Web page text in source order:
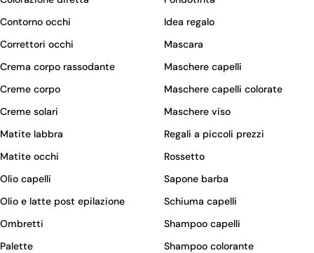
Contorno occhi
Correttori occhi
Crema corpo rassodante
Creme corpo
Creme solari
Idea regalo
Mascara
Maschere capelli
Maschere capelli colorate
Maschere viso
Matite labbra
Matite occhi
Olio capelli
Olio e latte post epilazione
Ombretti
Palette
Regali a piccoli prezzi
Rossetto
Sapone barba
Schiuma capelli
Shampoo capelli
Shampoo colorante